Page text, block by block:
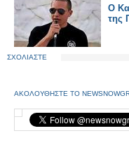
Ο
της
ΣΧΟΛΙΑΣΤΕ
ΑΚΟΛΟΥΘΗΣΤΕ ΤΟ